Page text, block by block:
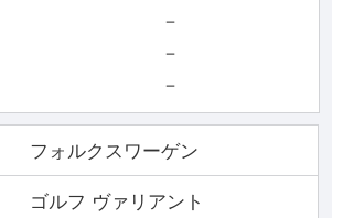
－
－
－
フォルクスワーゲン
ゴルフ ヴァリアント